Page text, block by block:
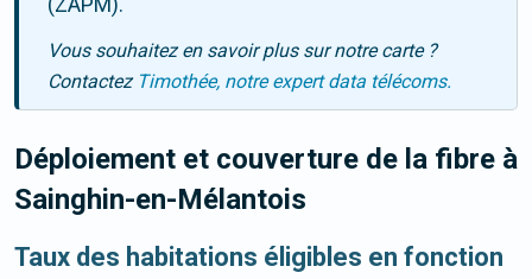
Vous souhaitez en savoir plus sur notre carte ?
Contactez Timothée, notre expert data télécoms.
Déploiement et couverture de la fibre à
Sainghin-en-Mélantois
Taux des habitations éligibles en fonction